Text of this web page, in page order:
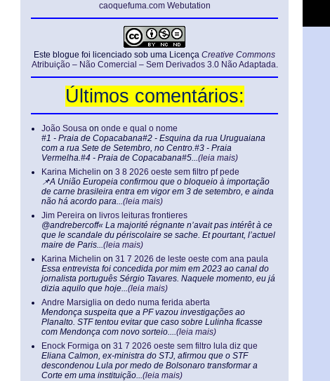
caoquefuma.com Webutation
Este blogue foi licenciado sob uma Licença Creative Commons
Atribuição – Não Comercial – Sem Derivados 3.0 Não Adaptada.
Últimos comentários:
João Sousa on onde e qual o nome
#1 - Praia de Copacabana#2 - Esquina da rua Uruguaiana
com a rua Sete de Setembro, no Centro.#3 - Praia
Vermelha.#4 - Praia de Copacabana#5...(leia mais)
Karina Michelin on 3 8 2026 oeste sem filtro pf pede
📌A União Europeia confirmou que o bloqueio à importação
de carne brasileira entra em vigor em 3 de setembro, e ainda
não há acordo para...(leia mais)
Jim Pereira on livros leituras frontieres
@andrebercoff« La majorité régnante n’avait pas intérêt à ce
que le scandale du périscolaire se sache. Et pourtant, l’actuel
maire de Paris...(leia mais)
Karina Michelin on 31 7 2026 de leste oeste com ana paula
Essa entrevista foi concedida por mim em 2023 ao canal do
jornalista português Sérgio Tavares. Naquele momento, eu já
dizia aquilo que hoje...(leia mais)
Andre Marsiglia on dedo numa ferida aberta
Mendonça suspeita que a PF vazou investigações ao
Planalto. STF tentou evitar que caso sobre Lulinha ficasse
com Mendonça com novo sorteio....(leia mais)
Enock Formiga on 31 7 2026 oeste sem filtro lula diz que
Eliana Calmon, ex-ministra do STJ, afirmou que o STF
descondenou Lula por medo de Bolsonaro transformar a
Corte em uma instituição...(leia mais)